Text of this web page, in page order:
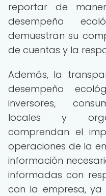
reportar de
desempeño
demuestran su
de cuentas y la
Además, la
desempeño
inversores,
locales y
comprendan el
operaciones de la
información
informadas con
con la empresa, ya